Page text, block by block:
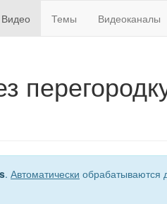
Видео Темы Видеоканалы
. Автоматически обрабатываются